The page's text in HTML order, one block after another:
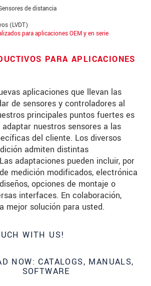
de distancia
(LVDT)
para aplicaciones OEM y en serie
PARA APLICACIONES
aplicaciones que llevan las
de sensores y controladores al
principales puntos fuertes es
nuestros sensores a las
del cliente. Los diversos
admiten distintas
adaptaciones pueden incluir, por
medición modificados, electrónica
opciones de montaje o
interfaces. En colaboración,
mejor solución para usted.
WITH US!
NOW: CATALOGS, MANUALS,
SOFTWARE